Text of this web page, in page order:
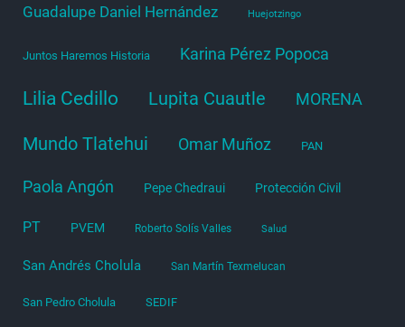
Guadalupe Daniel Hernández Huejotzingo
Juntos Haremos Historia Karina Pérez Popoca
Lilia Cedillo Lupita Cuautle MORENA
Mundo Tlatehui Omar Muñoz PAN
Paola Angón Pepe Chedraui Protección Civil
PT PVEM Roberto Solís Valles Salud
San Andrés Cholula San Martín Texmelucan
San Pedro Cholula SEDIF